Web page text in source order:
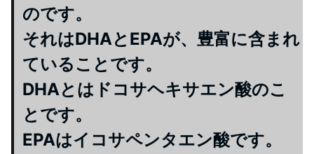
のです。
それはDHAとEPAが、豊富に含まれ
ていることです。
DHAとはドコサヘキサエン酸のこ
とです。
EPAはイコサペンタエン酸です。